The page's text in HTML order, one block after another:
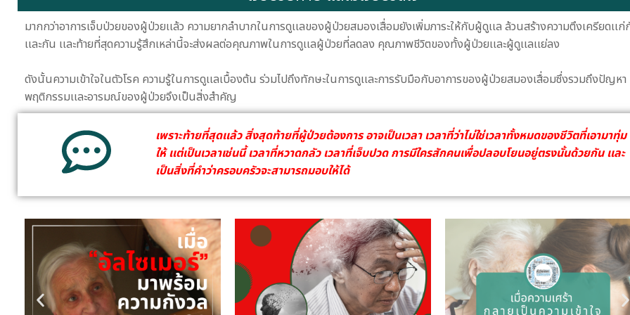
มากกว่าอาการเจ็บป่วยของผู้ป่วยเเล้ว ความยากลำบากในการดูเเลของผู้ป่วยสมองเสื่อมยังเพิ่มภาระให้กับผู้ดูเเล ล้วนสร้างความตึงเครียดเเ
เเละกัน เเละท้ายที่สุดความรู้สึกเหล่านี้จะส่งผลต่อคุณภาพในการดูเเลผู้ป่วยที่ลดลง คุณภาพชีวิตของทั้งผู้ป่วยเเละผู้ดูเเลเเย่ลง
ดังนั้นความเข้าใจในตัวโรค ความรู้ในการดูเเลเบื้องต้น ร่วมไปถึงทักษะในการดูเเละการรับมือกับอาการของผู้ป่วยสมองเสื่อมซึ่งรวมถึงปัญหา
พฤติกรรมเเละอารมณ์ของผู้ป่วยจึงเป็นสิ่งสำคัญ
เพราะท้ายที่สุดเเล้ว สิ่งสุดท้ายที่ผู้ป่วยต้องการ อาจเป็นเวลา เวลาที่ว่าไม่ใช่เวลาทั้งหมดของชีวิตที่เอามาทุ่ม
ให้ เเต่เป็นเวลาเช่นนี้ เวลาที่หวาดกลัว เวลาที่เจ็บปวด การมีใครสักคนเพื่อปลอบโยนอยู่ตรงนั้นด้วยกัน เเละ
เป็นสิ่งที่คำว่าครอบครัวจะสามารถมอบให้ได้